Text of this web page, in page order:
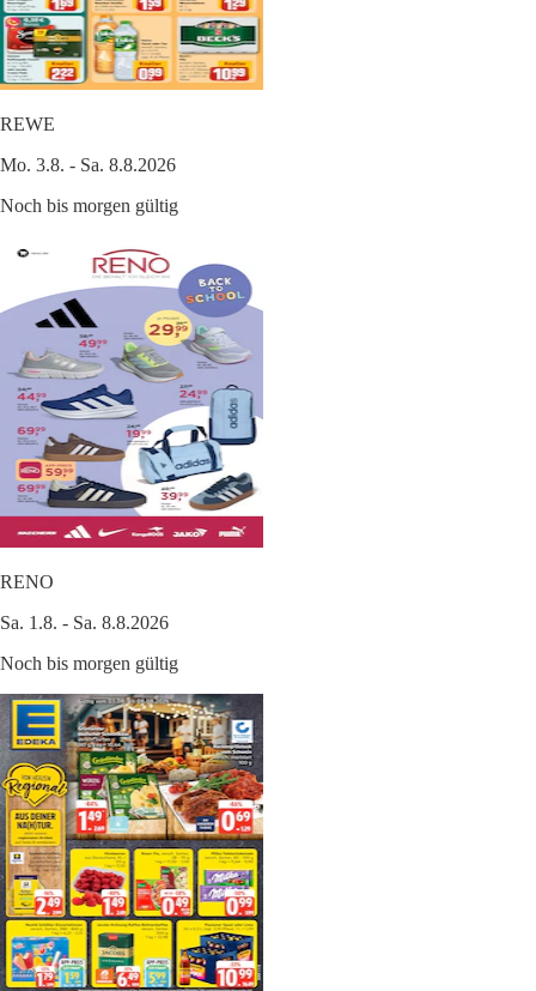
REWE
Mo. 3.8. - Sa. 8.8.2026
Noch bis morgen gültig
RENO
Sa. 1.8. - Sa. 8.8.2026
Noch bis morgen gültig